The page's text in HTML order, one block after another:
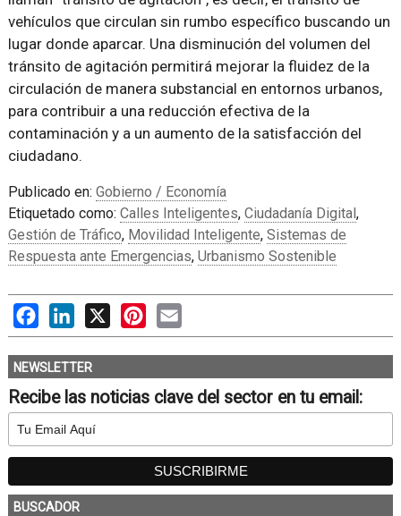
vehículos que circulan sin rumbo específico buscando un
lugar donde aparcar. Una disminución del volumen del
tránsito de agitación permitirá mejorar la fluidez de la
circulación de manera substancial en entornos urbanos,
para contribuir a una reducción efectiva de la
contaminación y a un aumento de la satisfacción del
ciudadano.
Publicado en: Gobierno / Economía
Etiquetado como: Calles Inteligentes, Ciudadanía Digital ,
Gestión de Tráfico, Movilidad Inteligente, Sistemas de
Respuesta ante Emergencias, Urbanismo Sostenible
FacebookLinkedIn Pinterest
NEWSLETTER
Recibe las noticias clave del sector en tu email:
BUSCADOR